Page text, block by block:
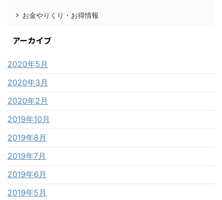
お金やりくり・お得情報
アーカイブ
2020年5月
2020年3月
2020年2月
2019年10月
2019年8月
2019年7月
2019年6月
2019年5月